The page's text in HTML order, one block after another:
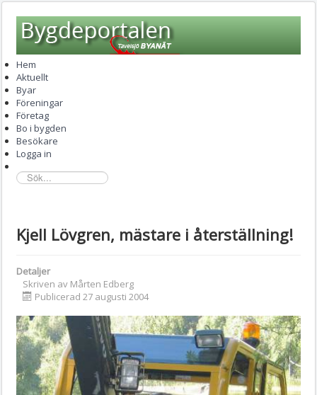
Hem
Aktuellt
Byar
Föreningar
Företag
Bo i bygden
Besökare
Logga in
sök...
Kjell Lövgren, mästare i återställning!
Detaljer
Skriven av Mårten Edberg
Publicerad 27 augusti 2004